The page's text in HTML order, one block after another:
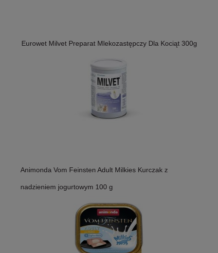
Eurowet Milvet Preparat Mlekozastępczy Dla Kociąt 300g
Animonda Vom Feinsten Adult Milkies Kurczak z
nadzieniem jogurtowym 100 g